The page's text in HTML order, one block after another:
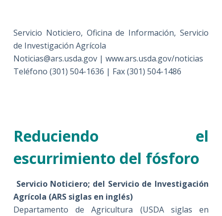
Servicio Noticiero, Oficina de Información, Servicio
de Investigación Agrícola
Noticias@ars.usda.gov | www.ars.usda.gov/noticias
Teléfono (301) 504-1636 | Fax (301) 504-1486
Reduciendo el
escurrimiento del fósforo
Servicio Noticiero; del Servicio de Investigación
Agrícola (ARS siglas en inglés)
Departamento de Agricultura (USDA siglas en